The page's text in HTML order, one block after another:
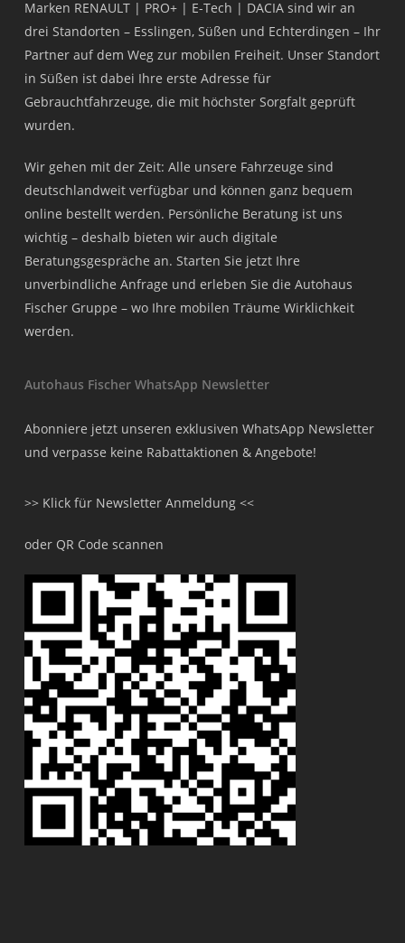
Marken RENAULT | PRO+ | E-Tech | DACIA sind wir an
drei Standorten – Esslingen, Süßen und Echterdingen – Ihr
Partner auf dem Weg zur mobilen Freiheit. Unser Standort
in Süßen ist dabei Ihre erste Adresse für
Gebrauchtfahrzeuge, die mit höchster Sorgfalt geprüft
wurden.
Wir gehen mit der Zeit: Alle unsere Fahrzeuge sind
deutschlandweit verfügbar und können ganz bequem
online bestellt werden. Persönliche Beratung ist uns
wichtig – deshalb bieten wir auch digitale
Beratungsgespräche an. Starten Sie jetzt Ihre
unverbindliche Anfrage und erleben Sie die Autohaus
Fischer Gruppe – wo Ihre mobilen Träume Wirklichkeit
werden.
Autohaus Fischer WhatsApp Newsletter
Abonniere jetzt unseren exklusiven WhatsApp Newsletter
und verpasse keine Rabattaktionen & Angebote!
>> Klick für Newsletter Anmeldung <<
oder QR Code scannen